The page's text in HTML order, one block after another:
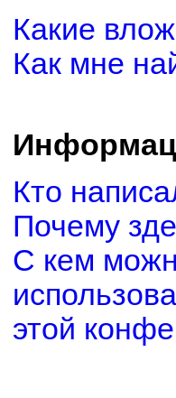
Какие
Как мне
Кто
Почему
С кем
этой